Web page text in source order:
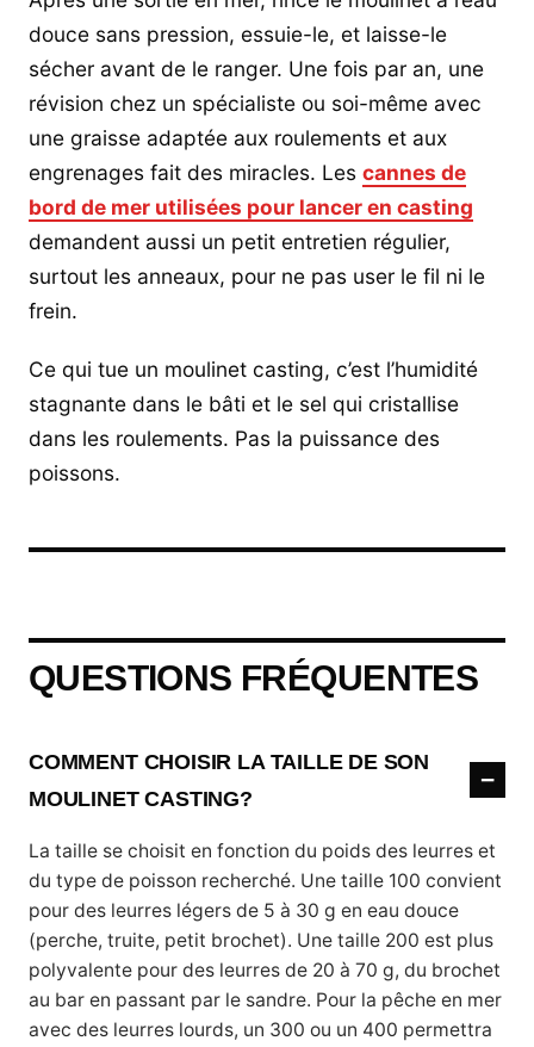
douce sans pression, essuie-le, et laisse-le
sécher avant de le ranger. Une fois par an, une
révision chez un spécialiste ou soi-même avec
une graisse adaptée aux roulements et aux
engrenages fait des miracles. Les cannes de
bord de mer utilisées pour lancer en casting
demandent aussi un petit entretien régulier,
surtout les anneaux, pour ne pas user le fil ni le
frein.
Ce qui tue un moulinet casting, c’est l’humidité
stagnante dans le bâti et le sel qui cristallise
dans les roulements. Pas la puissance des
poissons.
QUESTIONS FRÉQUENTES
COMMENT CHOISIR LA TAILLE DE SON
MOULINET CASTING?
La taille se choisit en fonction du poids des leurres et
du type de poisson recherché. Une taille 100 convient
pour des leurres légers de 5 à 30 g en eau douce
(perche, truite, petit brochet). Une taille 200 est plus
polyvalente pour des leurres de 20 à 70 g, du brochet
au bar en passant par le sandre. Pour la pêche en mer
avec des leurres lourds, un 300 ou un 400 permettra